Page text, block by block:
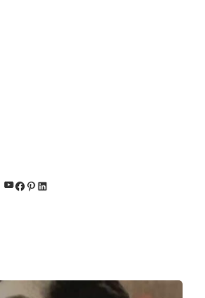
YouTube
Facebook
Pinterest
LinkedIn